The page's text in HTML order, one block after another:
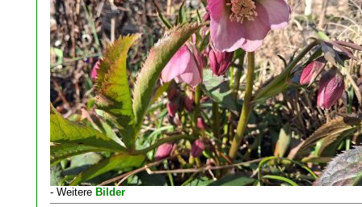
- Weitere Bilder